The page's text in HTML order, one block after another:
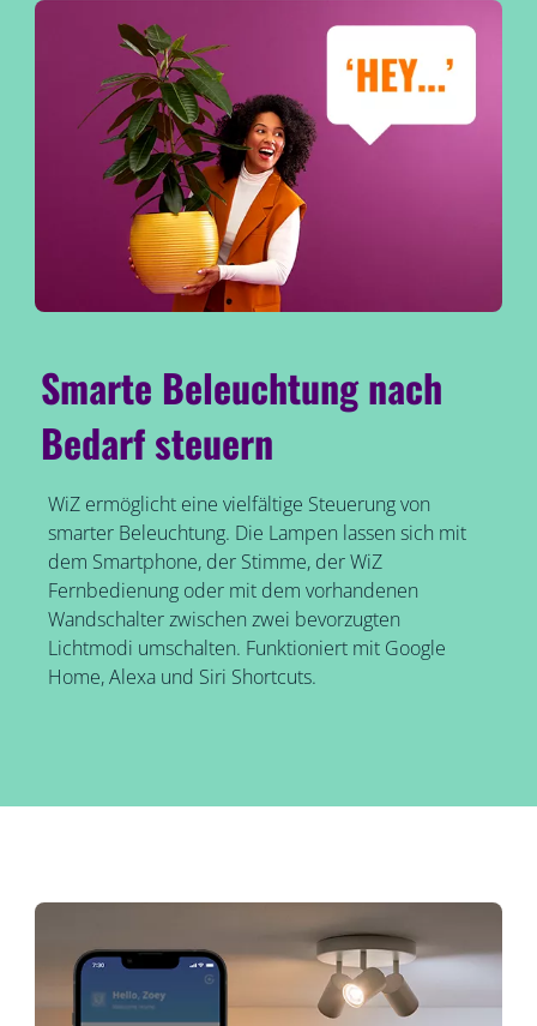
Smarte Beleuchtung nach
Bedarf steuern
WiZ ermöglicht eine vielfältige Steuerung von
smarter Beleuchtung. Die Lampen lassen sich mit
dem Smartphone, der Stimme, der WiZ
Fernbedienung oder mit dem vorhandenen
Wandschalter zwischen zwei bevorzugten
Lichtmodi umschalten. Funktioniert mit Google
Home, Alexa und Siri Shortcuts.